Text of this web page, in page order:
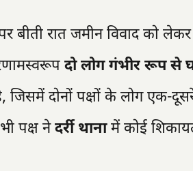
बीती रात जमीन विवाद को
दो लोग गंभीर रूप से
जिसमें दोनों पक्षों के लोग एक-
पक्ष नेदर्री थानामें कोई